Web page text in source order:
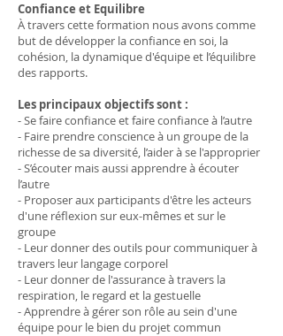
Confiance et Equilibre
À travers cette formation nous avons comme
but de développer la confiance en soi, la
cohésion, la dynamique d'équipe et l’équilibre
des rapports.
Les principaux objectifs sont :
- Se faire confiance et faire confiance à l’autre
- Faire prendre conscience à un groupe de la
richesse de sa diversité, l’aider à se l'approprier
- S’écouter mais aussi apprendre à écouter
l’autre
- Proposer aux participants d'être les acteurs
d'une réflexion sur eux-mêmes et sur le
groupe
- Leur donner des outils pour communiquer à
travers leur langage corporel
- Leur donner de l'assurance à travers la
respiration, le regard et la gestuelle
- Apprendre à gérer son rôle au sein d'une
équipe pour le bien du projet commun